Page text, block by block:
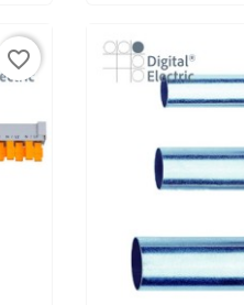
favorite_border